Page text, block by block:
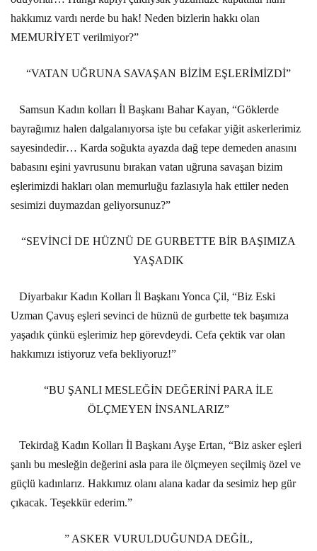
hakkımız vardı nerde bu hak! Neden bizlerin hakkı olan
MEMURİYET verilmiyor?”
“VATAN UĞRUNA SAVAŞAN BİZİM EŞLERİMİZDİ”
Samsun Kadın kolları İl Başkanı Bahar Kayan, “Göklerde
bayrağımız halen dalgalanıyorsa işte bu cefakar yiğit askerlerimiz
sayesindedir… Karda soğukta ayazda dağ tepe demeden anasını
babasını eşini yavrusunu bırakan vatan uğruna savaşan bizim
eşlerimizdi hakları olan memurluğu fazlasıyla hak ettiler neden
sesimizi duymazdan geliyorsunuz?”
“SEVİNCİ DE HÜZNÜ DE GURBETTE BİR BAŞIMIZA
YAŞADIK
Diyarbakır Kadın Kolları İl Başkanı Yonca Çil, “Biz Eski
Uzman Çavuş eşleri sevinci de hüznü de gurbette tek başımıza
yaşadık çünkü eşlerimiz hep görevdeydi. Cefa çektik var olan
hakkımızı istiyoruz vefa bekliyoruz!”
“BU ŞANLI MESLEĞİN DEĞERİNİ PARA İLE
ÖLÇMEYEN İNSANLARIZ”
Tekirdağ Kadın Kolları İl Başkanı Ayşe Ertan, “Biz asker eşleri
şanlı bu mesleğin değerini asla para ile ölçmeyen seçilmiş özel ve
güçlü kadınlarız. Hakkımız olanı alana kadar da sesimiz hep gür
çıkacak. Teşekkür ederim.”
” ASKER VURULDUĞUNDA DEĞİL,